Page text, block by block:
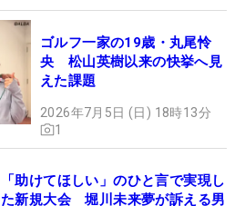
ゴルフ一家の19歳・丸尾怜
央 松山英樹以来の快挙へ見
えた課題
2026年7月5日 (日) 18時13分
1
「助けてほしい」のひと言で実現し
た新規大会 堀川未来夢が訴える男